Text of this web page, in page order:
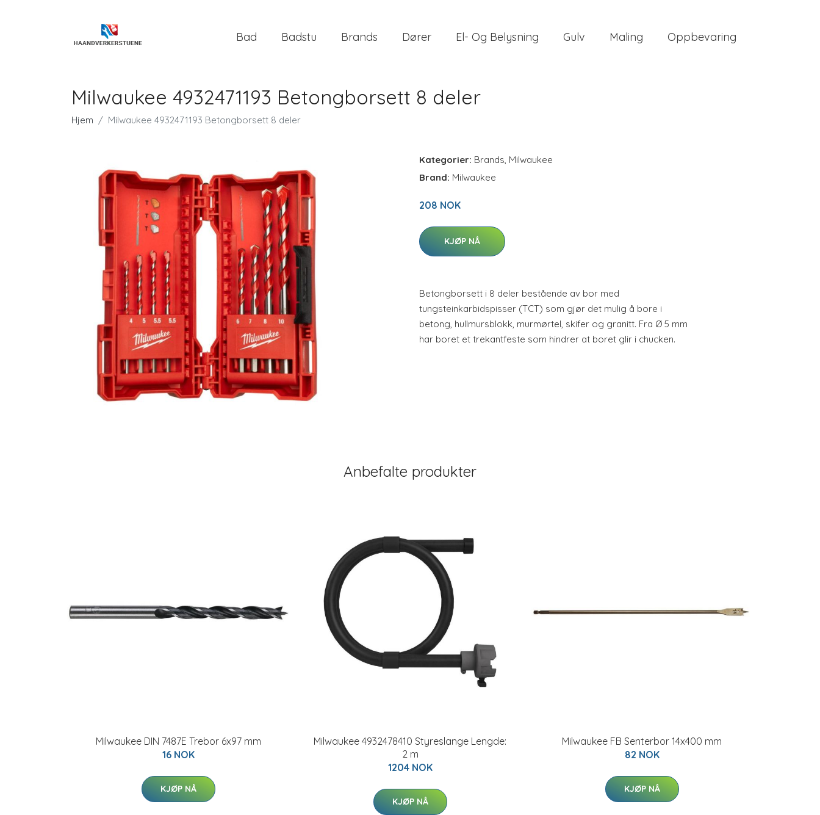
Bad Badstu Brands Dører El- Og Belysning Gulv Maling Oppbevaring
Milwaukee 4932471193 Betongborsett 8 deler
Hjem Milwaukee 4932471193 Betongborsett 8 deler
Kategorier: Brands, Milwaukee
Brand: Milwaukee
208 NOK
KJØP NÅ
Betongborsett i 8 deler bestående av bor med
tungsteinkarbidspisser (TCT) som gjør det mulig å bore i
betong, hullmursblokk, murmørtel, skifer og granitt. Fra Ø 5 mm
har boret et trekantfeste som hindrer at boret glir i chucken.
Anbefalte produkter
Milwaukee DIN 7487E Trebor 6x97 mm
16 NOK
KJØP NÅ
Milwaukee 4932478410 Styreslange Lengde:
2 m
1204 NOK
KJØP NÅ
Milwaukee FB Senterbor 14x400 mm
82 NOK
KJØP NÅ